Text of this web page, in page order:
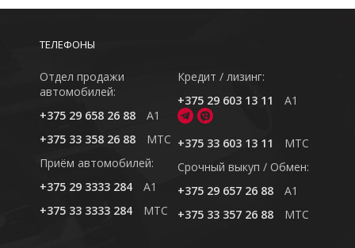
ТЕЛЕФОНЫ
Отдел продажи
автомобилей:
+375 29 658 26 88
A1
+375 33 358 26 88
MTC
Приём автомобилей:
+375 29 3333 284
A1
+375 33 3333 284
MTC
Кредит / лизинг:
+375 29 603 13 11
A1
+375 33 603 13 11
MTC
Cрочный выкуп / Обмен:
+375 29 657 26 88
A1
+375 33 357 26 88
MTC